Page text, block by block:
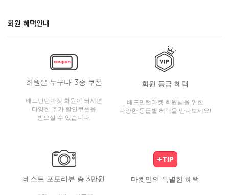
회원 혜택안내
회원은 누구나! 3종 쿠폰
배드민턴마켓 회원이 되시면
다양한 추가 할인쿠폰을
받으실 수 있습니다.
회원 등급 혜택
배드민턴마켓 회원님을 위한
다양한 등급별 혜택을 만나보세요!
베스트 포토리뷰 총 3만원 마켓만의 특별한 혜택